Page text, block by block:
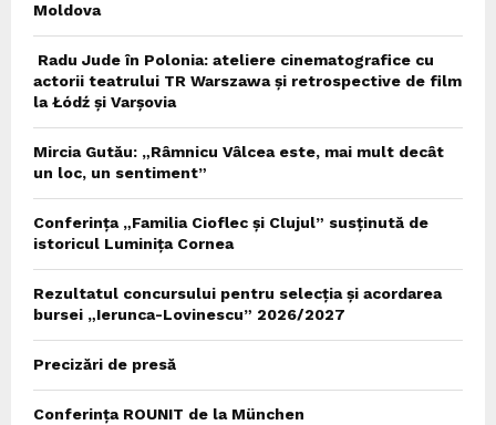
Moldova
Radu Jude în Polonia: ateliere cinematografice cu
actorii teatrului TR Warszawa și retrospective de film
la Łódź și Varșovia
Mircia Gutău: „Râmnicu Vâlcea este, mai mult decât
un loc, un sentiment”
Conferința „Familia Cioflec și Clujul” susținută de
istoricul Luminița Cornea
Rezultatul concursului pentru selecția și acordarea
bursei „Ierunca-Lovinescu” 2026/2027
Precizări de presă
Conferința ROUNIT de la München